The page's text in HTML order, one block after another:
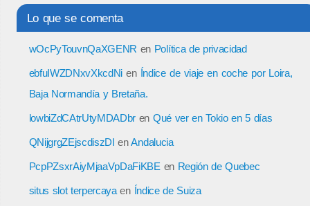
Lo que se comenta
wOcPyTouvnQaXGENR en Política de privacidad
ebfuIWZDNxvXkcdNi en Índice de viaje en coche por Loira,
Baja Normandía y Bretaña.
lowbiZdCAtrUtyMDADbr en Qué ver en Tokio en 5 días
QNijgrgZEjscdiszDI enAndalucia
PcpPZsxrAiyMjaaVpDaFiKBE en Región de Quebec
situs slot terpercayaen Índice de Suiza